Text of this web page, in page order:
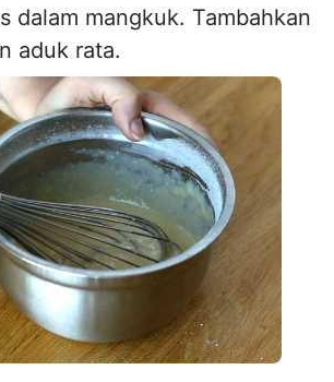
dalam mangkuk. Tambahkan
aduk rata.